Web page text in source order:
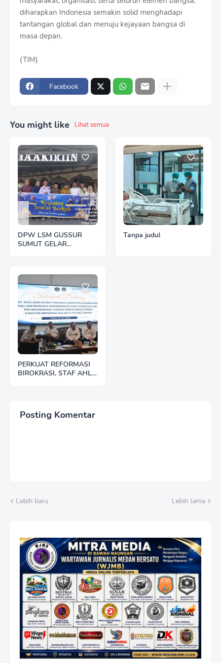
diharapkan Indonesia semakin solid menghadapi
tantangan global dan menuju kejayaan bangsa di
masa depan.
(TIM)
Facebook
You might like Lihat semua
DPW LSM GUSSUR
SUMUT GELAR
Tanpa judul
PERKUAT REFORMASI
BIROKRASI, STAF AHLI
Posting Komentar
Lebih baru Lebih lama